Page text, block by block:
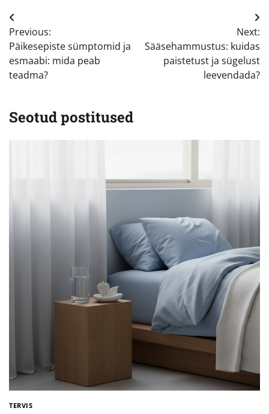
Navigeerimine
Previous:
Päikesepiste sümptomid ja
esmaabi: mida peab
teadma?
Next:
Sääsehammustus: kuidas
paistetust ja sügelust
leevendada?
Seotud postitused
TERVIS